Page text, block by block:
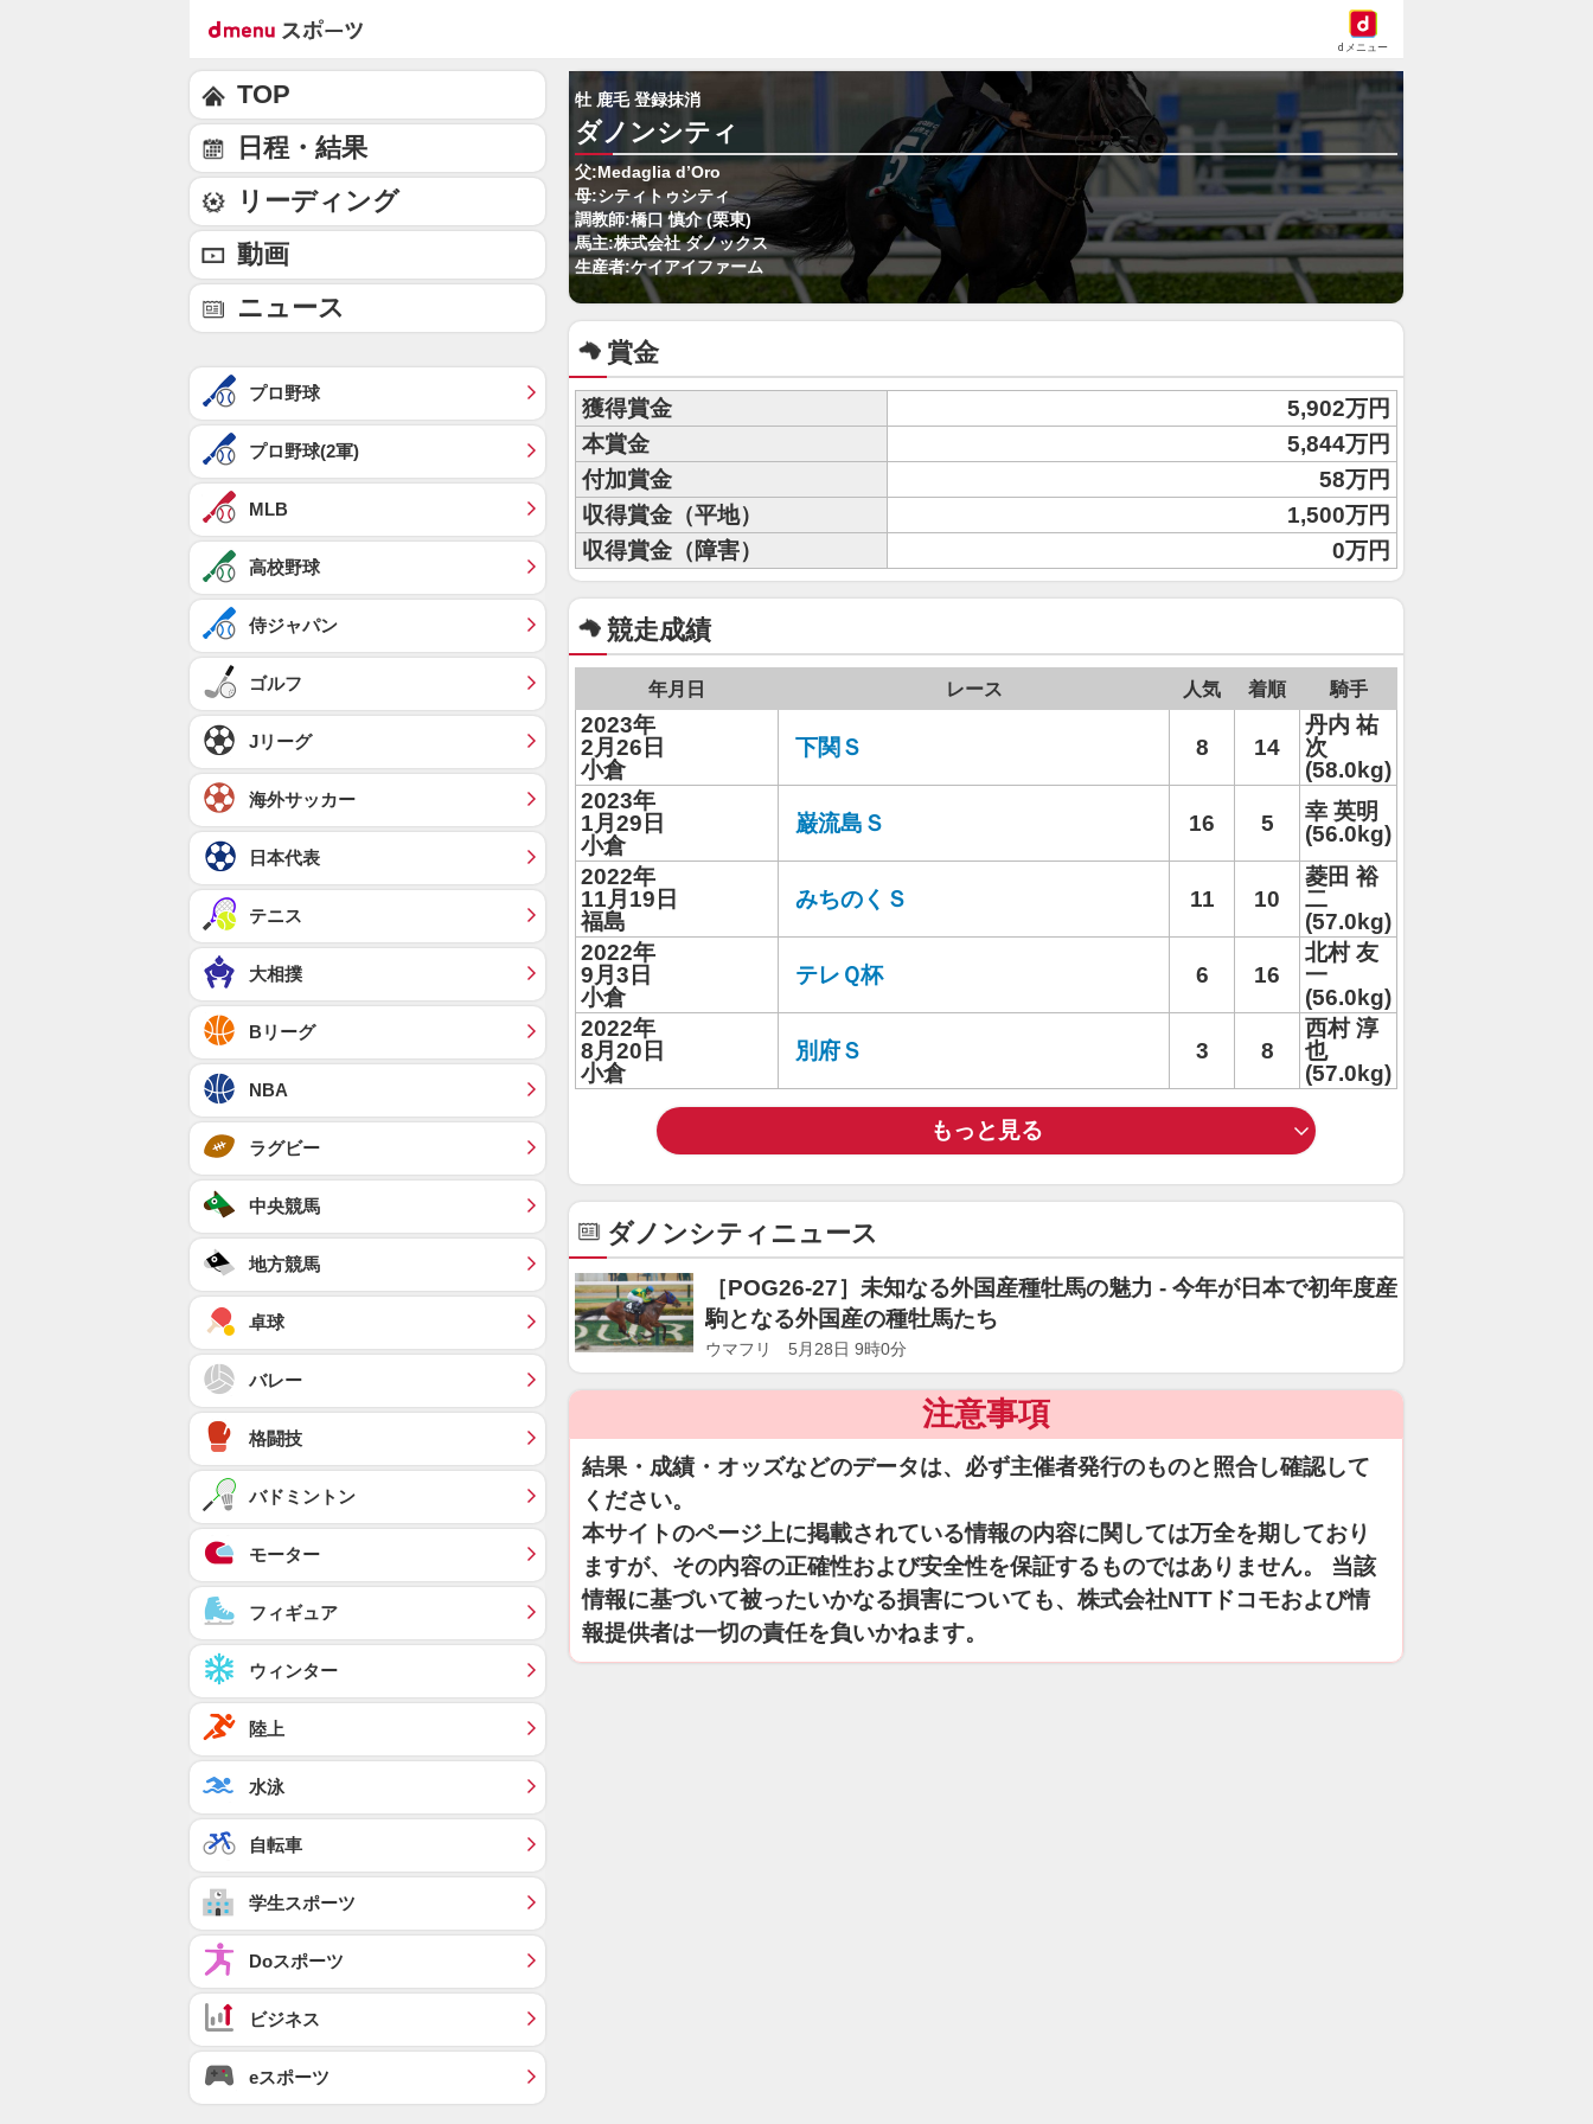
dメニュー
牡 鹿毛 登録抹消
ダノンシティ
父:Medaglia d’Oro
母:シティトゥシティ
調教師:橋口 慎介 (栗東)
馬主:株式会社 ダノックス
生産者:ケイアイファーム
賞金
獲得賞金
5,902万円
本賞金
5,844万円
付加賞金
58万円
収得賞金（平地）
1,500万円
収得賞金（障害）
0万円
競走成績
年月日 レース 人気 着順 騎手
2023年
2月26日
小倉
下関Ｓ 8 14
丹内 祐
次
(58.0kg)
2023年
1月29日
小倉
巌流島Ｓ 16 5
幸 英明
(56.0kg)
2022年
11月19日
福島
みちのくＳ 11 10
菱田 裕
二
(57.0kg)
2022年
9月3日
小倉
テレＱ杯 6 16
北村 友
一
(56.0kg)
2022年
8月20日
小倉
別府Ｓ 3 8
西村 淳
也
(57.0kg)
もっと見る
ダノンシティニュース
［POG26-27］未知なる外国産種牡馬の魅力 - 今年が日本で初年度産
駒となる外国産の種牡馬たち
ウマフリ 5月28日 9時0分
注意事項
結果・成績・オッズなどのデータは、必ず主催者発行のものと照合し確認して
ください。
本サイトのページ上に掲載されている情報の内容に関しては万全を期しており
ますが、その内容の正確性および安全性を保証するものではありません。 当該
情報に基づいて被ったいかなる損害についても、株式会社NTTドコモおよび情
報提供者は一切の責任を負いかねます。
TOP
日程・結果
リーディング
動画
ニュース
プロ野球
プロ野球(2軍)
MLB
高校野球
侍ジャパン
ゴルフ
Jリーグ
海外サッカー
日本代表
テニス
大相撲
Bリーグ
NBA
ラグビー
中央競馬
地方競馬
卓球
バレー
格闘技
バドミントン
モーター
フィギュア
ウィンター
陸上
水泳
自転車
学生スポーツ
Doスポーツ
ビジネス
eスポーツ